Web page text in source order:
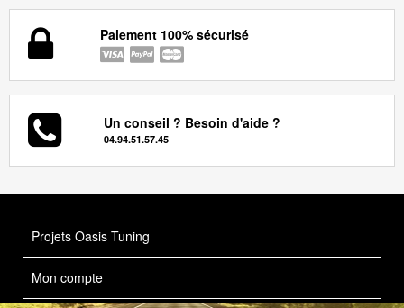
Paiement 100% sécurisé
Un conseil ? Besoin d'aide ?
04.94.51.57.45
Projets Oasis Tuning
Mon compte